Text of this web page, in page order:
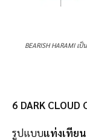
BEARISH HARAMI เ
6 DARK CLOUD
รูปแบบแท่งเทียน